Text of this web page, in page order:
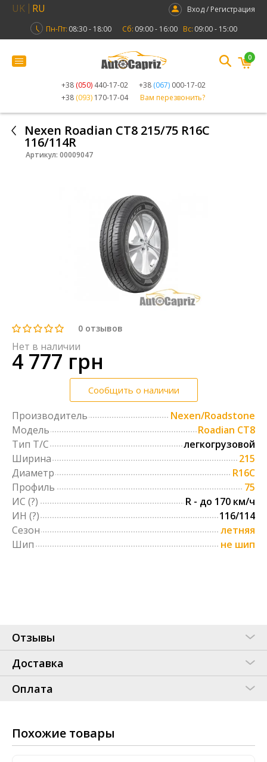
UK RU
Вход / Регистрация
Пн-Пт: 08:30 - 18:00 Сб: 09:00 - 16:00 Вс: 09:00 - 15:00
+38 (050) 440-17-02 +38 (067) 000-17-02
+38 (093) 170-17-04 Вам перезвонить?
0
Nexen Roadian CT8 215/75 R16C
116/114R
Артикул: 00009047
0 отзывов
Нет в наличии
4 777 грн
Сообщить о наличии
Производитель
Nexen/Roadstone
Модель
Roadian CT8
Тип Т/С
легкогрузовой
Ширина
215
Диаметр
R16C
Профиль
75
ИС (?)
R - до 170 км/ч
ИН (?)
116/114
Сезон
летняя
Шип
не шип
Отзывы
Доставка
Оплата
Похожие товары